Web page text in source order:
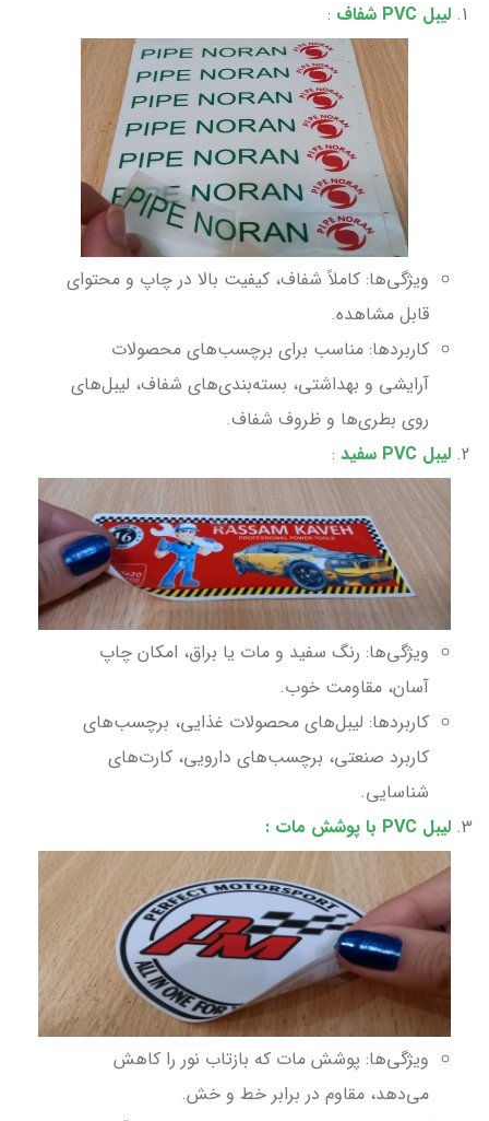
لیبل PVC شفاف :
ویژگی‌ها: کاملاً شفاف، کیفیت بالا در چاپ و محتوای
قابل مشاهده.
کاربردها: مناسب برای برچسب‌های محصولات
آرایشی و بهداشتی، بسته‌بندی‌های شفاف، لیبل‌های
روی بطری‌ها و ظروف شفاف.
لیبل PVC سفید
:
ویژگی‌ها: رنگ سفید و مات یا براق، امکان چاپ
آسان، مقاومت خوب.
کاربردها: لیبل‌های محصولات غذایی، برچسب‌های
کاربرد صنعتی، برچسب‌های دارویی، کارت‌های
شناسایی.
لیبل PVC با پوشش مات
:
ویژگی‌ها: پوشش مات که بازتاب نور را کاهش
می‌دهد، مقاوم در برابر خط و خش.